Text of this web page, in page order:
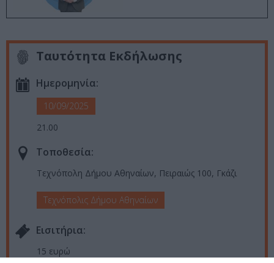
Ταυτότητα Εκδήλωσης
Ημερομηνία:
10/09/2025
21.00
Τοποθεσία:
Τεχνόπολη Δήμου Αθηναίων, Πειραιώς 100, Γκάζι
Τεχνόπολις Δήμου Αθηναίων
Eισιτήρια:
15 ευρώ